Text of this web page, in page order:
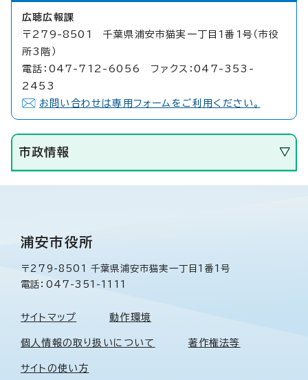
広聴広報課
〒279-8501 千葉県浦安市猫実一丁目1番1号（市役
所3階）
電話：047-712-6056 ファクス：047-353-
2453
お問い合わせは専用フォームをご利用ください。
市政情報
浦安市役所
〒279-8501 千葉県浦安市猫実一丁目1番1号
電話：047-351-1111
サイトマップ 動作環境
個人情報の取り扱いについて 著作権法等
サイトの使い方